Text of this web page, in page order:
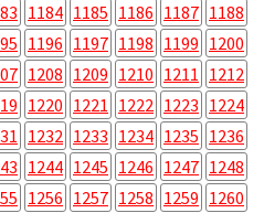
1184 1185 1186 1187 1188
1196 1197 1198 1199 1200
1208 1209 1210 1211 1212
1220 1221 1222 1223 1224
1232 1233 1234 1235 1236
1244 1245 1246 1247 1248
1256 1257 1258 1259 1260